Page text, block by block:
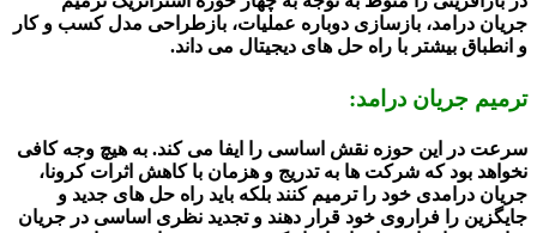
جریان درامد، بازسازی دوباره عملیات، بازطراحی مدل کسب و کار
و انطباق بیشتر با راه حل های دیجیتال می داند.
ترمیم جریان درامد:
سرعت در این حوزه نقش اساسی را ایفا می کند. به هیچ وجه کافی
نخواهد بود که شرکت ها به تدریج و هزمان با کاهش اثرات کرونا،
جریان درامدی خود را ترمیم کنند بلکه باید راه حل های جدید و
جایگزین را فراروی خود قرار دهند و تجدید نظری اساسی در جریان